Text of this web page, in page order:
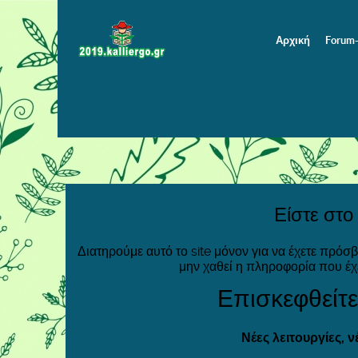
Αρχική
Είστε
Διατηρούμε αυτό το site μόνον για να έχετε
μην χαθεί η πληροφορία που
Νέες λειτουργίες,